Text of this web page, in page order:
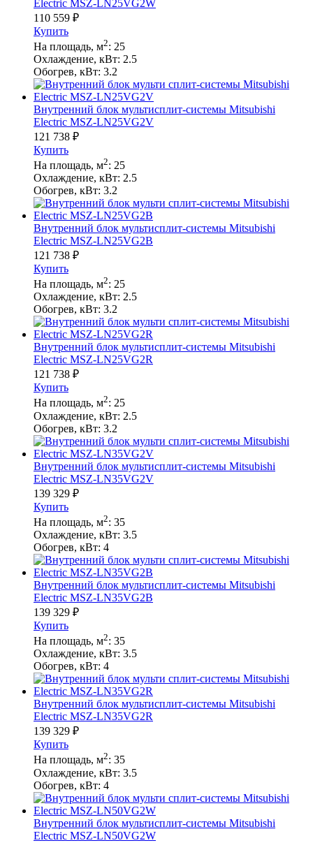
Electric MSZ-LN25VG2W
110 559 ₽
Купить
На площадь, м2: 25
Охлаждение, кВт: 2.5
Обогрев, кВт: 3.2
Внутренний блок мультисплит-системы Mitsubishi
Electric MSZ-LN25VG2V
121 738 ₽
Купить
На площадь, м2: 25
Охлаждение, кВт: 2.5
Обогрев, кВт: 3.2
Внутренний блок мультисплит-системы Mitsubishi
Electric MSZ-LN25VG2B
121 738 ₽
Купить
На площадь, м2: 25
Охлаждение, кВт: 2.5
Обогрев, кВт: 3.2
Внутренний блок мультисплит-системы Mitsubishi
Electric MSZ-LN25VG2R
121 738 ₽
Купить
На площадь, м2: 25
Охлаждение, кВт: 2.5
Обогрев, кВт: 3.2
Внутренний блок мультисплит-системы Mitsubishi
Electric MSZ-LN35VG2V
139 329 ₽
Купить
На площадь, м2: 35
Охлаждение, кВт: 3.5
Обогрев, кВт: 4
Внутренний блок мультисплит-системы Mitsubishi
Electric MSZ-LN35VG2B
139 329 ₽
Купить
На площадь, м2: 35
Охлаждение, кВт: 3.5
Обогрев, кВт: 4
Внутренний блок мультисплит-системы Mitsubishi
Electric MSZ-LN35VG2R
139 329 ₽
Купить
На площадь, м2: 35
Охлаждение, кВт: 3.5
Обогрев, кВт: 4
Внутренний блок мультисплит-системы Mitsubishi
Electric MSZ-LN50VG2W